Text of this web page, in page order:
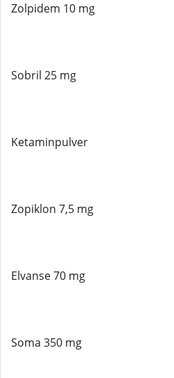
Zolpidem 10 mg
Sobril 25 mg
Ketaminpulver
Zopiklon 7,5 mg
Elvanse 70 mg
Soma 350 mg